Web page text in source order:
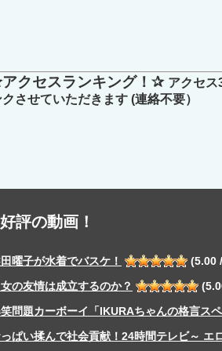
クセスランキング！✰ アクセ
クさせていただきます (連絡不要）
好評の動画！
曜子が水着でバスケ！
(5.00
の友情は成立するのか？
問題カーボーイ「IKURAちゃんの格言ス
ぱい揉んで社会貢献！24時間テレビ～ エ